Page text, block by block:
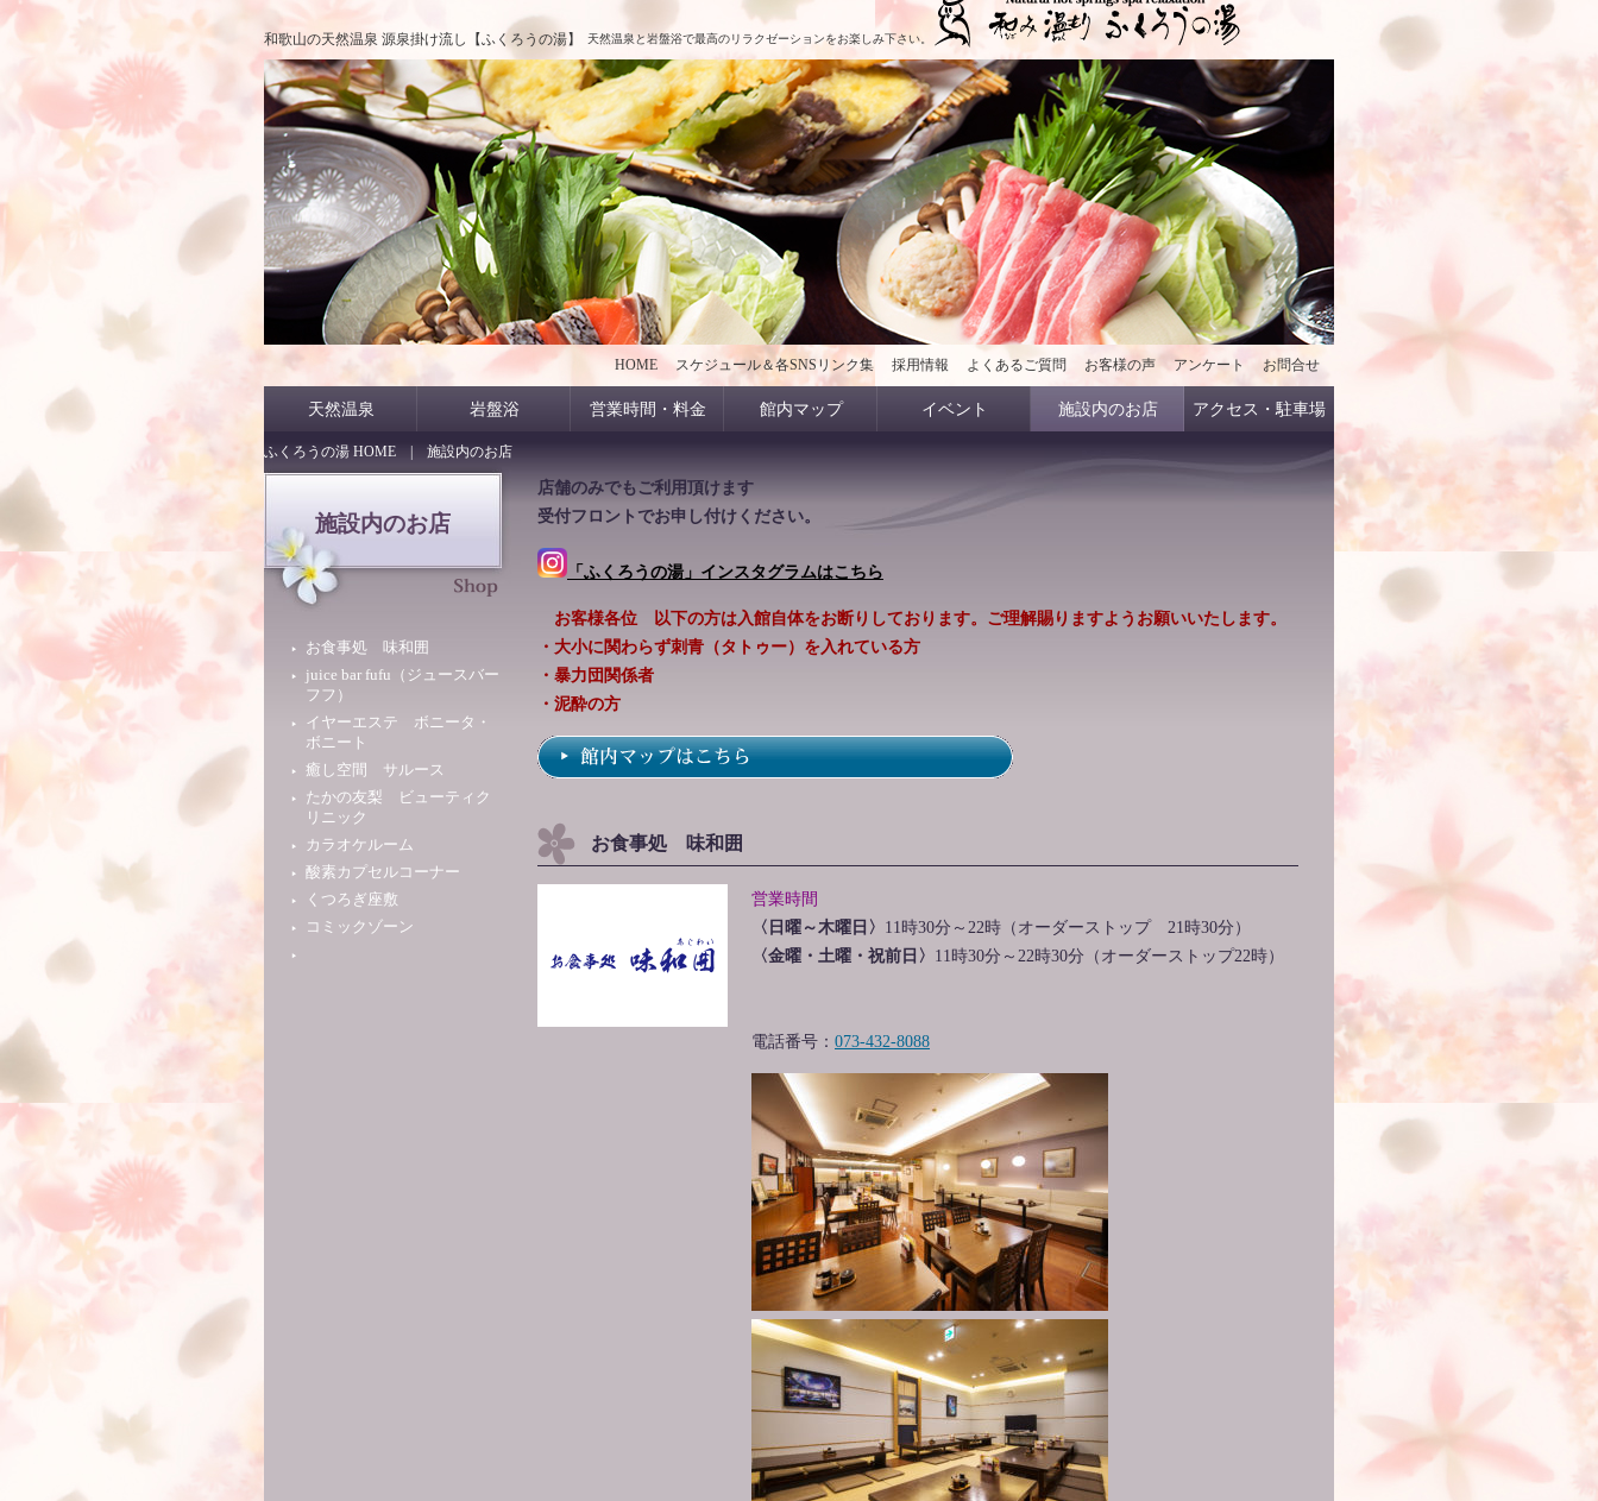
和歌山の天然温泉 源泉掛け流し【ふくろうの湯】 天然温泉と岩盤浴で最高のリラクゼーションをお楽しみ下さい。
HOME スケジュール＆各SNSリンク集 採用情報 よくあるご質問 お客様の声 アンケート お問合せ
天然温泉 岩盤浴 営業時間・料金 館内マップ イベント 施設内のお店 アクセス・駐車場
ふくろうの湯 HOME | 施設内のお店
施設内のお店
お食事処 味和囲
juice bar fufu（ジュースバー
フフ）
イヤーエステ ボニータ・
ボニート
癒し空間 サルース
たかの友梨 ビューティク
リニック
カラオケルーム
酸素カプセルコーナー
くつろぎ座敷
コミックゾーン
店舗のみでもご利用頂けます
受付フロントでお申し付けください。
「ふくろうの湯」インスタグラムはこちら
お客様各位 以下の方は入館自体をお断りしております。ご理解賜りますようお願いいたします。
・大小に関わらず刺青（タトゥー）を入れている方
・暴力団関係者
・泥酔の方
お食事処 味和囲
営業時間
〈日曜～木曜日〉 11時30分～22時（オーダーストップ 21時30分）
〈金曜・土曜・祝前日〉 11時30分～22時30分（オーダーストップ22時）
電話番号： 073-432-8088